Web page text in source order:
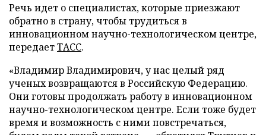
Речь идет о специалистах, которые приезжают
обратно в страну, чтобы трудиться в
инновационном научно-технологическом центре,
передаетТАСС.
«Владимир Владимирович, у нас целый ряд
ученых возвращаются в Российскую Федерацию.
Они готовы продолжать работу в инновационном
научно-технологическом центре. Если тоже будет
время и возможность с ними повстречаться,